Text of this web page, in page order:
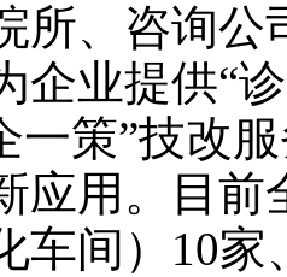
所、咨询公
企业提供“
一策”技改
应用。目
车间）10